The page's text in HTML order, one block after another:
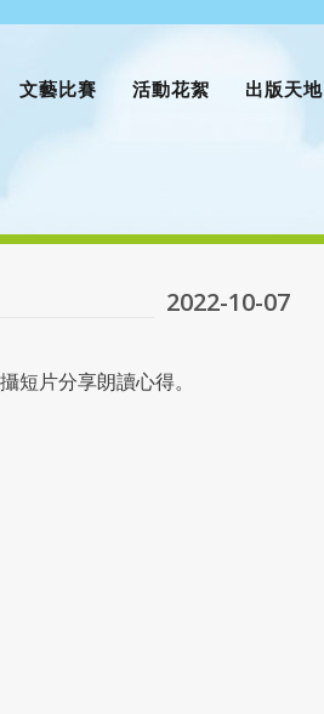
文藝比賽 活動花絮 出版天地
2022-10-07
片分享朗讀心得。